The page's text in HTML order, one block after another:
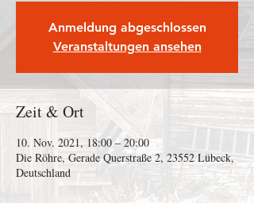
Anmeldung abgeschlossen
Veranstaltungen ansehen
Zeit & Ort
10. Nov. 2021, 18:00 – 20:00
Die Röhre, Gerade Querstraße 2, 23552 Lübeck,
Deutschland